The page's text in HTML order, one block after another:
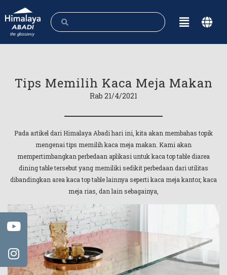
Tips Memilih Kaca Meja Makan
Rab 21/4/2021
Pada artikel dari Himalaya Abadi hari ini, kita akan membahas topik
mengenai tips memilih kaca meja makan. Kami akan
mempertimbangkan perbedaan aplikasi untuk kaca top table diarea
dining table tersebut yang memiliki sedikit perbedaan dari utilitas
dibandingkan area kaca top table lainnya seperti kaca meja kantor, kaca
meja rias, dan lain sebagainya,